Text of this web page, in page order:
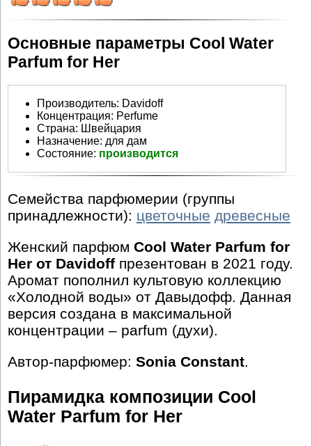
Основные параметры Cool Water
Parfum for Her
Производитель: Davidoff
Концентрация: Perfume
Страна: Швейцария
Назначение: для дам
Состояние: производится
Семейства парфюмерии (группы
принадлежности): цветочные древесные
Женский парфюм Cool Water Parfum for
Her от Davidoff презентован в 2021 году.
Аромат пополнил культовую коллекцию
«Холодной воды» от Давыдофф. Данная
версия создана в максимальной
концентрации – parfum (духи).
Автор-парфюмер: Sonia Constant.
Пирамидка композиции Cool
Water Parfum for Her